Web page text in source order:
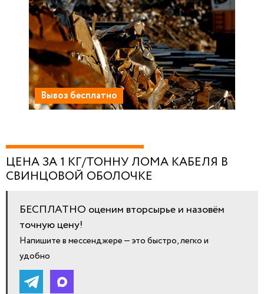
Вывоз бесплатно
ЦЕНА ЗА 1 КГ/ТОННУ ЛОМА КАБЕЛЯ В
СВИНЦОВОЙ ОБОЛОЧКЕ
БЕСПЛАТНО оценим вторсырье и назовём
точную цену!
Напишите в мессенджере — это быстро, легко и
удобно